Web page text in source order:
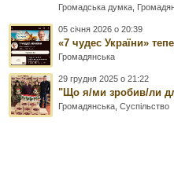
Громадська думка
05 січня 2026 о 20:39
«7 чудес України»
Громадянська
29 грудня 2025 о 21:22
"Що я/ми зробив/ли
Громадянська ,Суспільство